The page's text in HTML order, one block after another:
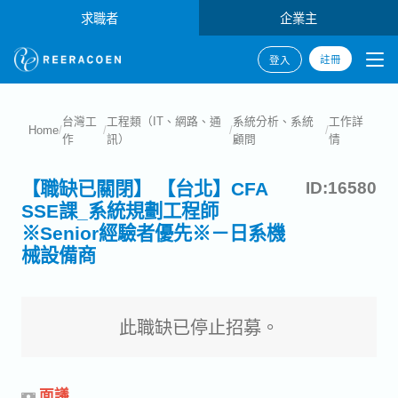
求職者 企業主
登入 註冊
Home/
台灣工
作
/
工程類（IT、網路、通
訊）
/
系統分析、系統
顧問
/
工作詳
情
【職缺已關閉】 【台北】CFA
SSE課_系統規劃工程師
※Senior經驗者優先※－日系機
械設備商
ID:16580
此職缺已停止招募。